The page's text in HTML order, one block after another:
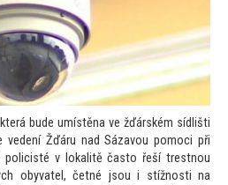
bude umístěna ve žďárském sídlišti
vedení Žďáru nad Sázavou pomoci při
policisté v lokalitě často řeší trestnou
obyvatel, četné jsou i stížnosti na